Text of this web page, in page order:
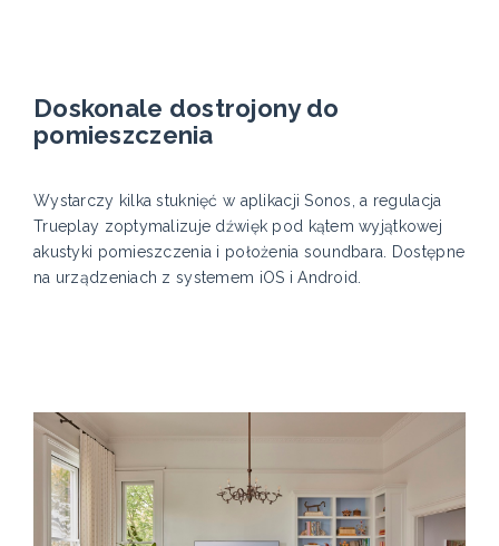
Doskonale dostrojony do
pomieszczenia
Wystarczy kilka stuknięć w aplikacji Sonos, a regulacja
Trueplay zoptymalizuje dźwięk pod kątem wyjątkowej
akustyki pomieszczenia i położenia soundbara. Dostępne
na urządzeniach z systemem iOS i Android.